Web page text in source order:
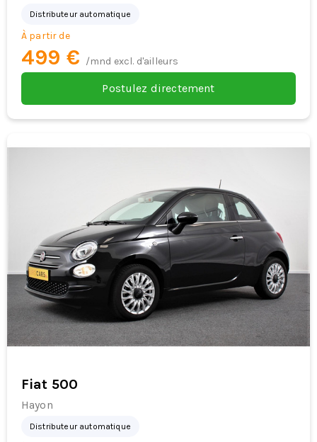
Distributeur automatique
À partir de
499 € /mnd excl. d'ailleurs
Postulez directement
Fiat 500
Hayon
Distributeur automatique